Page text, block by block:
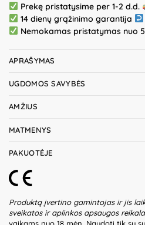
Prekę pristatysime per 1-2 d.d.
14 dienų grąžinimo garantija
Nemokamas pristatymas nuo
APRAŠYMAS
UGDOMOS SAVYBĖS
AMŽIUS
MATMENYS
PAKUOTĖJE
Produktą įvertino gamintojas ir jis
sveikatos ir aplinkos apsaugos